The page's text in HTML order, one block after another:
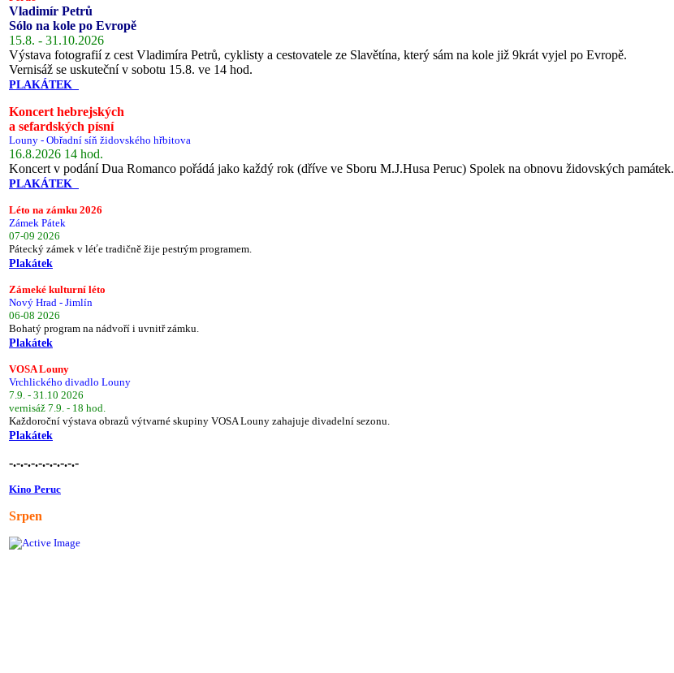
Vladimír Petrů
Sólo na kole po Evropě
15.8. - 31.10.2026
Výstava fotografií z cest Vladimíra Petrů, cyklisty a cestovatele ze Slavětína, který sám na kole již 9krát vyjel po Evropě.
Vernisáž se uskuteční v sobotu 15.8. ve 14 hod.
PLAKÁTEK
Koncert hebrejských
a sefardských písní
Louny - Obřadní síň židovského hřbitova
16.8.2026 14 hod.
Koncert v podání Dua Romanco pořádá jako každý rok (dříve ve Sboru M.J.Husa Peruc) Spolek na obnovu židovských památek.
PLAKÁTEK
Léto na zámku 2026
Zámek Pátek
07-09 2026
Pátecký zámek v léťe tradičně žije pestrým programem.
Plakátek
Zámeké kulturní léto
Nový Hrad - Jimlín
06-08 2026
Bohatý program na nádvoří i uvnitř zámku.
Plakátek
VOSA Louny
Vrchlického divadlo Louny
7.9. - 31.10 2026
vernisáž 7.9. - 18 hod.
Každoroční výstava obrazů výtvarné skupiny VOSA Louny zahajuje divadelní sezonu.
Plakátek
-.-.-.-.-.-.-.-.-.-
Kino Peruc
Srpen